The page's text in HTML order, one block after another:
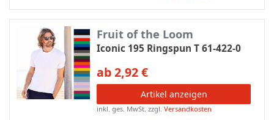
Fruit of the Loom
Iconic 195 Ringspun T 61-422-0
ab 2,92 €
Artikel anzeigen
inkl. ges. MwSt. zzgl.Versandkosten